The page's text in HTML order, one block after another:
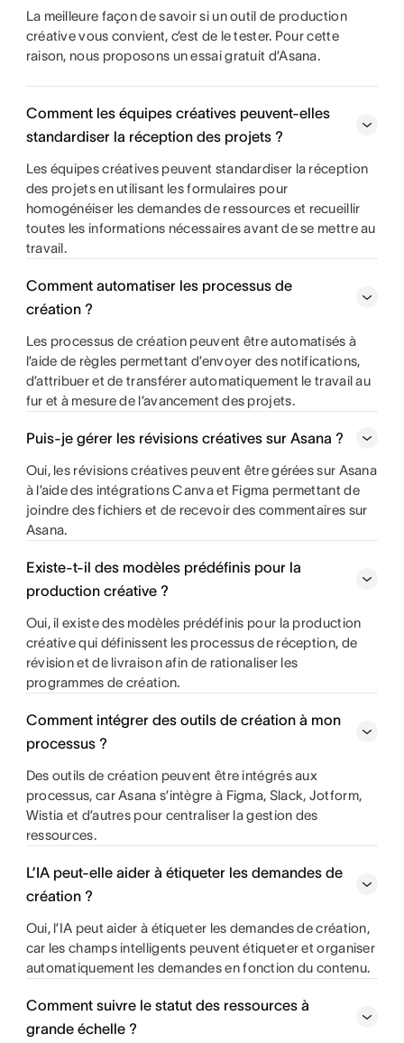
La meilleure façon de savoir si un outil de production
créative vous convient, c’est de le tester. Pour cette
raison, nous proposons un essai gratuit d’Asana.
Comment les équipes créatives peuvent-elles
standardiser la réception des projets ?
Les équipes créatives peuvent standardiser la réception
des projets en utilisant les formulaires pour
homogénéiser les demandes de ressources et recueillir
toutes les informations nécessaires avant de se mettre au
travail.
Comment automatiser les processus de
création ?
Les processus de création peuvent être automatisés à
l’aide de règles permettant d’envoyer des notifications,
d’attribuer et de transférer automatiquement le travail au
fur et à mesure de l’avancement des projets.
Puis-je gérer les révisions créatives sur Asana ?
Oui, les révisions créatives peuvent être gérées sur Asana
à l’aide des intégrations Canva et Figma permettant de
joindre des fichiers et de recevoir des commentaires sur
Asana.
Existe-t-il des modèles prédéfinis pour la
production créative ?
Oui, il existe des modèles prédéfinis pour la production
créative qui définissent les processus de réception, de
révision et de livraison afin de rationaliser les
programmes de création.
Comment intégrer des outils de création à mon
processus ?
Des outils de création peuvent être intégrés aux
processus, car Asana s’intègre à Figma, Slack, Jotform,
Wistia et d’autres pour centraliser la gestion des
ressources.
L’IA peut-elle aider à étiqueter les demandes de
création ?
Oui, l’IA peut aider à étiqueter les demandes de création,
car les champs intelligents peuvent étiqueter et organiser
automatiquement les demandes en fonction du contenu.
Comment suivre le statut des ressources à
grande échelle ?